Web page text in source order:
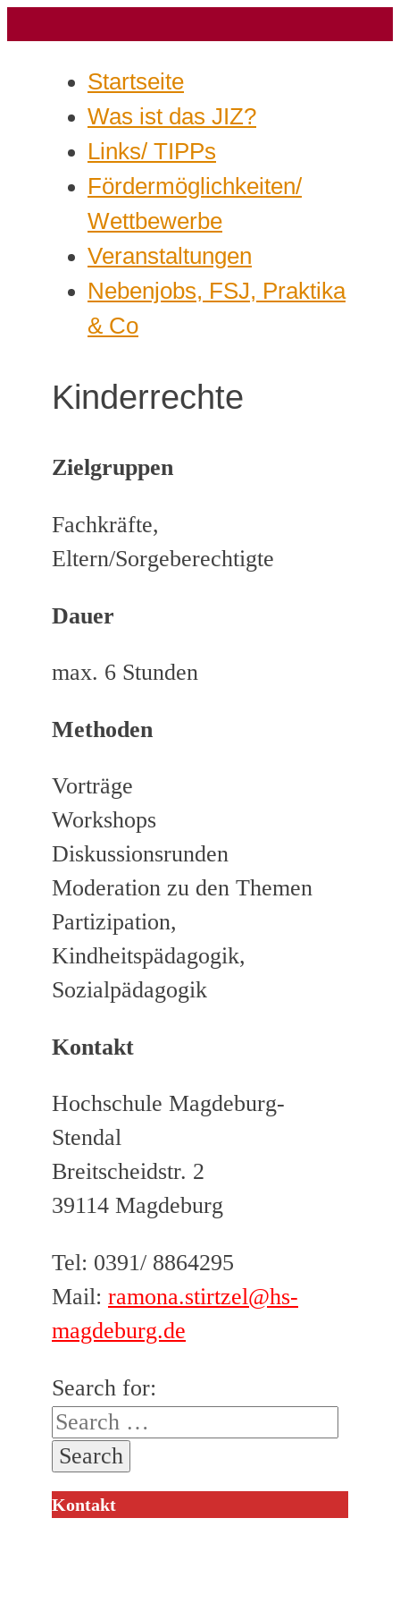
Startseite
Was ist das JIZ?
Links/ TIPPs
Fördermöglichkeiten/
Wettbewerbe
Veranstaltungen
Nebenjobs, FSJ, Praktika
& Co
Kinderrechte
Zielgruppen
Fachkräfte,
Eltern/Sorgeberechtigte
Dauer
max. 6 Stunden
Methoden
Vorträge
Workshops
Diskussionsrunden
Moderation zu den Themen
Partizipation,
Kindheitspädagogik,
Sozialpädagogik
Kontakt
Hochschule Magdeburg-
Stendal
Breitscheidstr. 2
39114 Magdeburg
Tel: 0391/ 8864295
Mail: ramona.stirtzel@hs-
magdeburg.de
Search for:
Kontakt